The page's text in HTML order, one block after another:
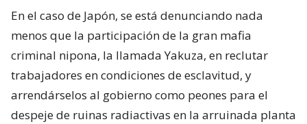
En el caso de Japón, se está denunciando nada
menos que la participación de la gran mafia
criminal nipona, la llamada Yakuza, en reclutar
trabajadores en condiciones de esclavitud, y
arrendárselos al gobierno como peones para el
despeje de ruinas radiactivas en la arruinada planta